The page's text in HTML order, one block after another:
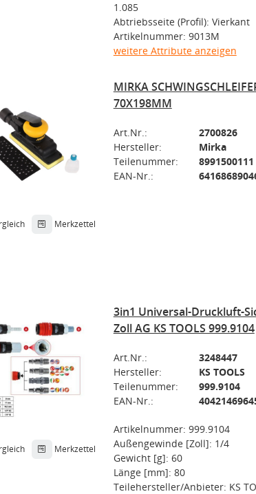
1.085
Abtriebsseite (Profil): Vierkant
Artikelnummer: 9013M
weitere Attribute anzeigen
Merkzettel
MIRKA
70X198MM
Art.Nr.:
2700826
Hersteller:
Mirka
Teilenummer:
8991500111
EAN-Nr.:
Merkzettel
3in1 Universal-Druckluft-
Zoll AG KS TOOLS 999.9104
Art.Nr.:
3248447
Hersteller:
KS TOOLS
Teilenummer:
999.9104
EAN-Nr.:
Artikelnummer: 999.9104
Außengewinde [Zoll]: 1/4
Gewicht [g]: 60
Länge [mm]: 80
Teilehersteller/Anbieter: KS